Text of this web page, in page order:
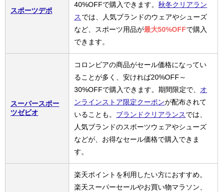
スポーツデポ
40%OFFで購入できます。 秋冬クリアラン
ス では、人気ブランドのウェアやシューズ
など、スポーツ用品が最大50%OFFで購入
できます。
スーパースポー
ツゼビオ
コロンビアの商品がセール価格になってい
ることが多く、安ければ20%OFF～
30%OFFで購入できます。期間限定で、 オ
ンラインストア限定クーポンが配布されて
いることも。 ブランドクリアランスでは、
人気ブランドのスポーツウェアやシューズ
などが、お得なセール価格で購入できま
す。
楽天ポイントを利用したい方におすすめ。
楽天スーパーセールやお買い物マラソン、